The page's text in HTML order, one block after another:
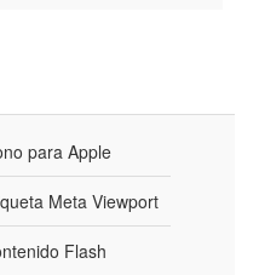
para Apple
Meta Viewport
Flash